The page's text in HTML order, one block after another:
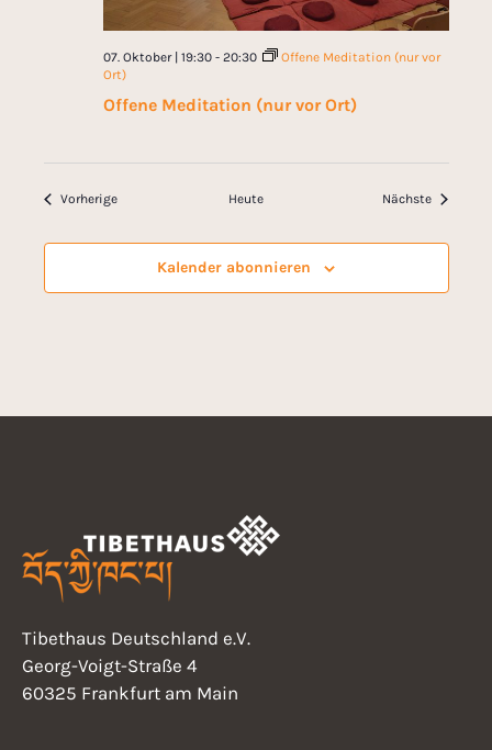
Offene Meditation (nur vor Ort)
07. Oktober | 19:30- 20:30
Offene Meditation (nur vor
Ort)
VorherigeVeranstaltungen Heute Nächste
Kalender abonnieren
Tibethaus Deutschland e.V.
Georg-Voigt-Straße 4
60325 Frankfurt am Main